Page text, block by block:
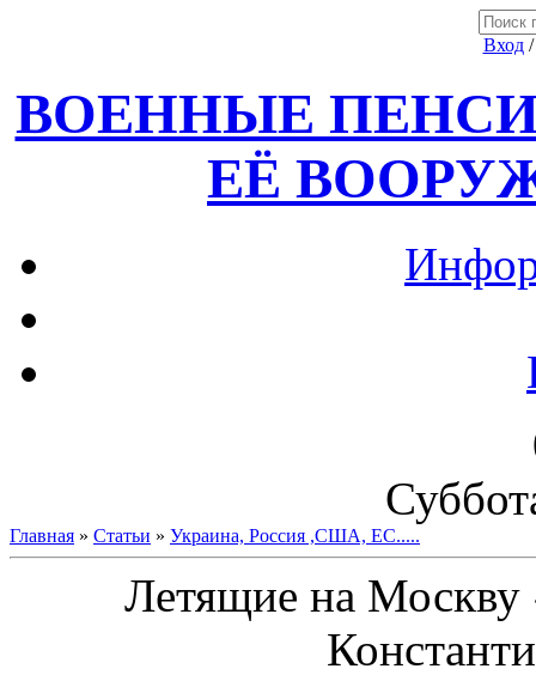
Вход
ВОЕННЫЕ
ЕЁ
Главная » Статьи » Украина, Россия ,США, ЕС.....
Летящие на